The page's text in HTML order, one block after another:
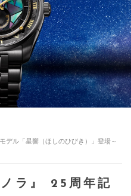
デル「星響（ほしのひびき）」登場～
ラ』 25周年記